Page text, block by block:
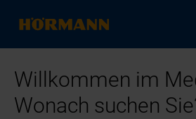
Willkommen im
Wonach suchen